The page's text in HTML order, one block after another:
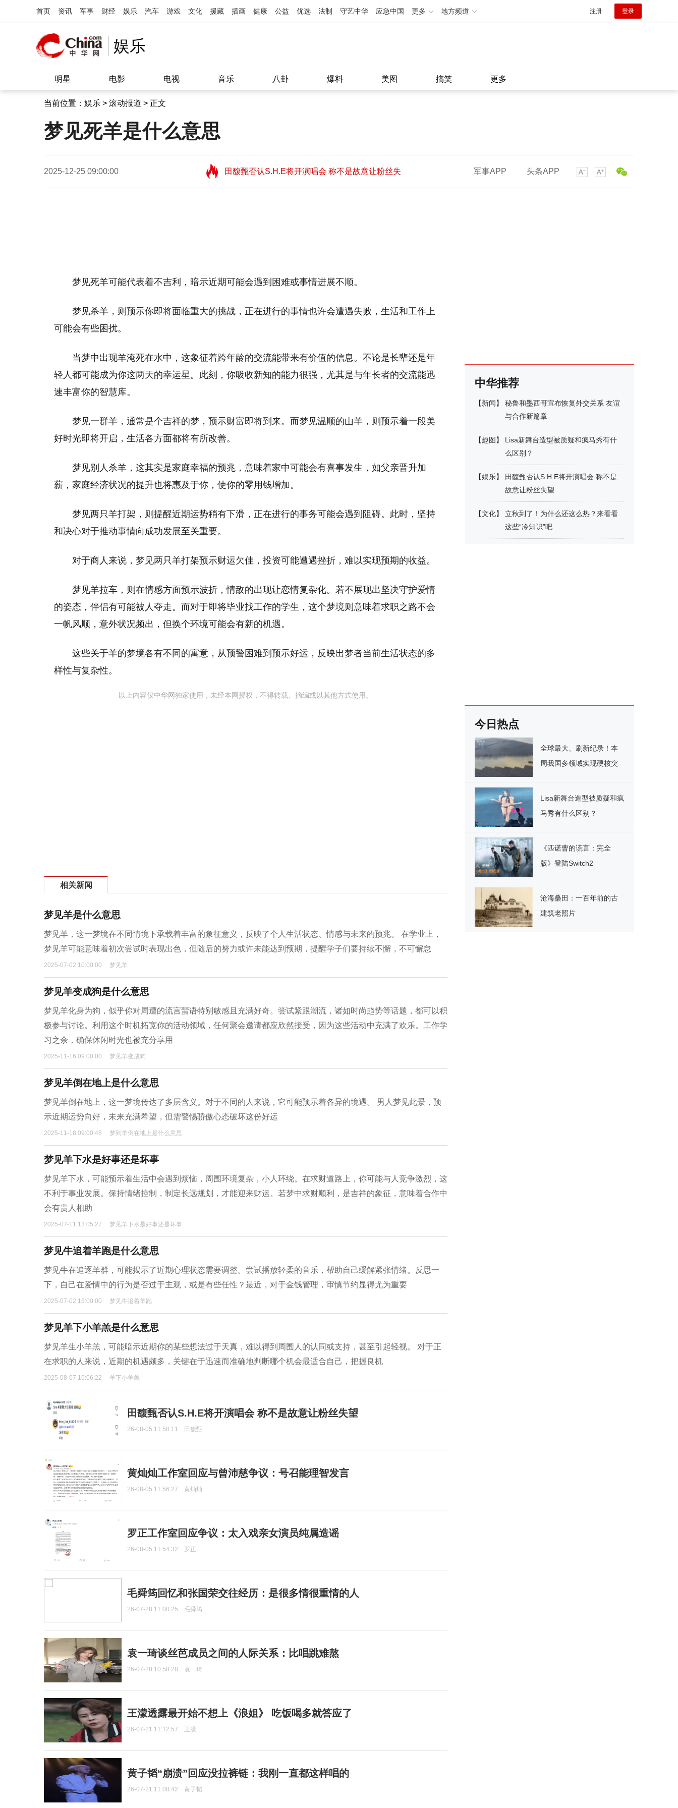
首页 资讯 军事 财经 娱乐 汽车 游戏 文化 援藏 插画 健康 公益 优选 法制 守艺中华 应急中国 更多 地方频道 注册 登录
娱乐
明星 电影 电视 音乐 八卦 爆料 美图 搞笑 更多
当前位置： 娱乐 > 滚动报道 > 正文
梦见死羊是什么意思
2025-12-25 09:00:00
田馥甄否认S.H.E将开演唱会 称不是故意让粉丝失
望11:08
田馥甄否认S.H.E将开演唱会 称不是故意让粉丝失
军事APP 头条APP
梦见死羊可能代表着不吉利，暗示近期可能会遇到困难或事情进展不顺。
梦见杀羊，则预示你即将面临重大的挑战，正在进行的事情也许会遭遇失败，生活和工作上
可能会有些困扰。
当梦中出现羊淹死在水中，这象征着跨年龄的交流能带来有价值的信息。不论是长辈还是年
轻人都可能成为你这两天的幸运星。此刻，你吸收新知的能力很强，尤其是与年长者的交流能迅
速丰富你的智慧库。
梦见一群羊，通常是个吉祥的梦，预示财富即将到来。而梦见温顺的山羊，则预示着一段美
好时光即将开启，生活各方面都将有所改善。
梦见别人杀羊，这其实是家庭幸福的预兆，意味着家中可能会有喜事发生，如父亲晋升加
薪，家庭经济状况的提升也将惠及于你，使你的零用钱增加。
梦见两只羊打架，则提醒近期运势稍有下滑，正在进行的事务可能会遇到阻碍。此时，坚持
和决心对于推动事情向成功发展至关重要。
对于商人来说，梦见两只羊打架预示财运欠佳，投资可能遭遇挫折，难以实现预期的收益。
梦见羊拉车，则在情感方面预示波折，情敌的出现让恋情复杂化。若不展现出坚决守护爱情
的姿态，伴侣有可能被人夺走。而对于即将毕业找工作的学生，这个梦境则意味着求职之路不会
一帆风顺，意外状况频出，但换个环境可能会有新的机遇。
这些关于羊的梦境各有不同的寓意，从预警困难到预示好运，反映出梦者当前生活状态的多
样性与复杂性。
以上内容仅中华网独家使用，未经本网授权，不得转载、摘编或以其他方式使用。
相关新闻
梦见羊是什么意思
梦见羊，这一梦境在不同情境下承载着丰富的象征意义，反映了个人生活状态、情感与未来的预兆。 在学业上，
梦见羊可能意味着初次尝试时表现出色，但随后的努力或许未能达到预期，提醒学子们要持续不懈，不可懈怠
2025-07-02 10:00:00 梦见羊
梦见羊变成狗是什么意思
梦见羊化身为狗，似乎你对周遭的流言蜚语特别敏感且充满好奇。尝试紧跟潮流，诸如时尚趋势等话题，都可以积
极参与讨论。利用这个时机拓宽你的活动领域，任何聚会邀请都应欣然接受，因为这些活动中充满了欢乐。工作学
习之余，确保休闲时光也被充分享用
2025-11-16 09:00:00 梦见羊变成狗
梦见羊倒在地上是什么意思
梦见羊倒在地上，这一梦境传达了多层含义。对于不同的人来说，它可能预示着各异的境遇。 男人梦见此景，预
示近期运势向好，未来充满希望，但需警惕骄傲心态破坏这份好运
2025-11-18 09:00:48 梦到羊倒在地上是什么意思
梦见羊下水是好事还是坏事
梦见羊下水，可能预示着生活中会遇到烦恼，周围环境复杂，小人环绕。在求财道路上，你可能与人竞争激烈，这
不利于事业发展。保持情绪控制，制定长远规划，才能迎来财运。若梦中求财顺利，是吉祥的象征，意味着合作中
会有贵人相助
2025-07-11 13:05:27 梦见羊下水是好事还是坏事
梦见牛追着羊跑是什么意思
梦见牛在追逐羊群，可能揭示了近期心理状态需要调整。尝试播放轻柔的音乐，帮助自己缓解紧张情绪。反思一
下，自己在爱情中的行为是否过于主观，或是有些任性？最近，对于金钱管理，审慎节约显得尤为重要
2025-07-02 15:00:00 梦见牛追着羊跑
梦见羊下小羊羔是什么意思
梦见羊生小羊羔，可能暗示近期你的某些想法过于天真，难以得到周围人的认同或支持，甚至引起轻视。 对于正
在求职的人来说，近期的机遇颇多，关键在于迅速而准确地判断哪个机会最适合自己，把握良机
2025-08-07 16:06:22 羊下小羊羔
田馥甄否认S.H.E将开演唱会 称不是故意让粉丝失望
26-08-05 11:58:11 田馥甄
黄灿灿工作室回应与曾沛慈争议：号召能理智发言
26-08-05 11:56:27 黄灿灿
罗正工作室回应争议：太入戏亲女演员纯属造谣
26-08-05 11:54:32 罗正
毛舜筠回忆和张国荣交往经历：是很多情很重情的人
26-07-28 11:00:25 毛舜筠
袁一琦谈丝芭成员之间的人际关系：比唱跳难熬
26-07-28 10:58:28 袁一琦
王濛透露最开始不想上《浪姐》 吃饭喝多就答应了
26-07-21 11:12:57 王濛
黄子韬“崩溃”回应没拉裤链：我刚一直都这样唱的
26-07-21 11:08:42 黄子韬
中华推荐
【新闻】
秘鲁和墨西哥宣布恢复外交关系 友谊
与合作新篇章
【趣图 】
Lisa新舞台造型被质疑和疯马秀有什
么区别？
【娱乐】
田馥甄否认S.H.E将开演唱会 称不是
故意让粉丝失望
【文化】
立秋到了！为什么还这么热？来看看
这些“冷知识”吧
今日热点
全球最大、刷新纪录！本
周我国多领域实现硬核突
Lisa新舞台造型被质疑和疯
马秀有什么区别？
《匹诺曹的谎言：完全
版》登陆Switch2
沧海桑田：一百年前的古
建筑老照片